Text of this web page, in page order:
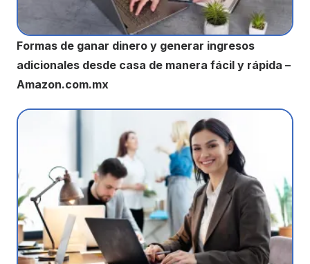
Formas de ganar dinero y generar ingresos
adicionales desde casa de manera fácil y rápida –
Amazon.com.mx